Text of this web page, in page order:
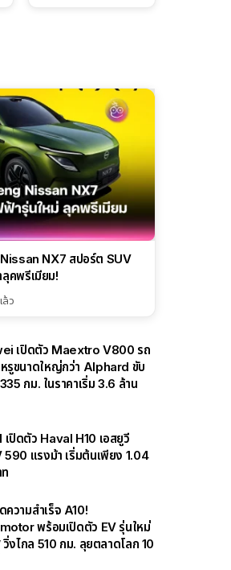
NX7 สปอร์ต SUV
คพรีเมียม!
ล้ว
เปิดตัว Maextro V800 รถ
รูขนาดใหญ่กว่า Alphard ขับ
กม. ในราคาเริ่ม 3.6 ล้าน
เปิดตัว Haval H10 เอสยูวี
590 แรงม้า เริ่มต้นเพียง 1.04
ความสำเร็จ A10!
พร้อมเปิดตัว EV รุ่นใหม่
วิ่งไกล 510 กม. ลุยตลาดโลก 10